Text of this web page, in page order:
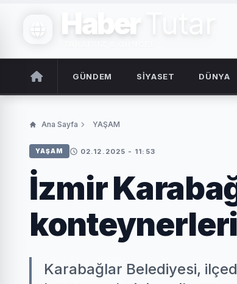
Haber Tutar
GÜNDEM SİYASET DÜNYA
Ana Sayfa YAŞAM
YAŞAM 02.12.2025 - 11:53
İzmir
Karabağlar Belediyesi,